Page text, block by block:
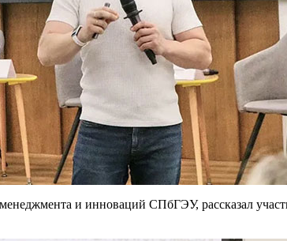
и инноваций СПбГЭУ, рассказал